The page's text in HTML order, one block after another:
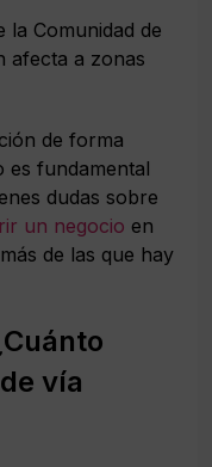
la Comunidad de
afecta a zonas
de forma
es fundamental
dudas sobre
un negocio en
de las que hay
vía